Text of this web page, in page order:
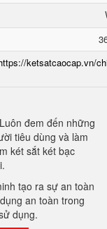
ketsatcaocap.vn/
đem đến những
tiêu dùng và làm
két sắt két bạc
tạo ra sự an toàn
an toàn trong
dụng.